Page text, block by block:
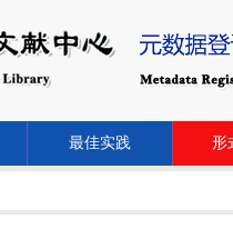
最佳实践 形